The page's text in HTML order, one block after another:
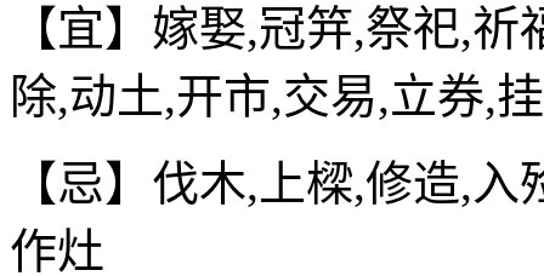
【宜】嫁娶,冠笄,祭祀,
除,动土,开市,交易,立券,
【忌】伐木,上樑,修造,
作灶